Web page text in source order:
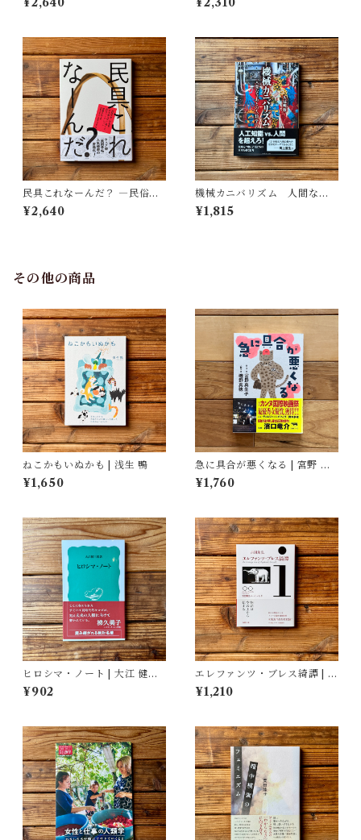
民具これなーんだ？ ―民俗学
者・宮本常一が美術大学に遺
した民具コレクション | 加藤幸
¥2,640
機械カニバリズム 人間なき
あとの人類学へ｜久保 明教
¥1,815
その他の商品
ねこかもいぬかも | 浅生 鴨
¥1,650
急に具合が悪くなる | 宮野 真
生子, 磯野 真穂
¥1,760
ヒロシマ・ノート | 大江 健三
郎
¥902
エレファンツ・ブレス綺譚 | 吉
田 篤弘
¥1,210